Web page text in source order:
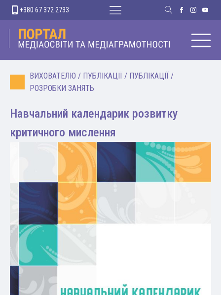
+380 67 372 2733
ВИХОВАТЕЛЮ / ПУБЛІКАЦІЇ / ПУБЛІКАЦІЇ /
РОЗРОБКИ ЗАНЯТЬ
Навчальний календарик розвитку
критичного мислення